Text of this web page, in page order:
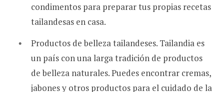
condimentos para preparar tus propias recetas
tailandesas en casa.
Productos de belleza tailandeses. Tailandia es
un país con una larga tradición de productos
de belleza naturales. Puedes encontrar cremas,
jabones y otros productos para el cuidado de la